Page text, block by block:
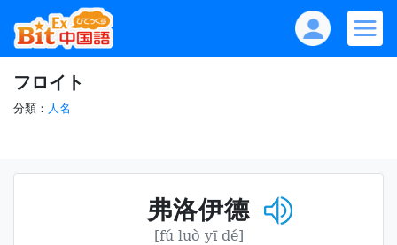
フロイト
分類： 人名
弗洛伊德
[fú luò yī dé]